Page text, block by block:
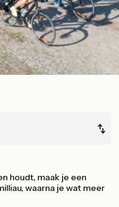
houdt, maak je een
waarna je wat meer